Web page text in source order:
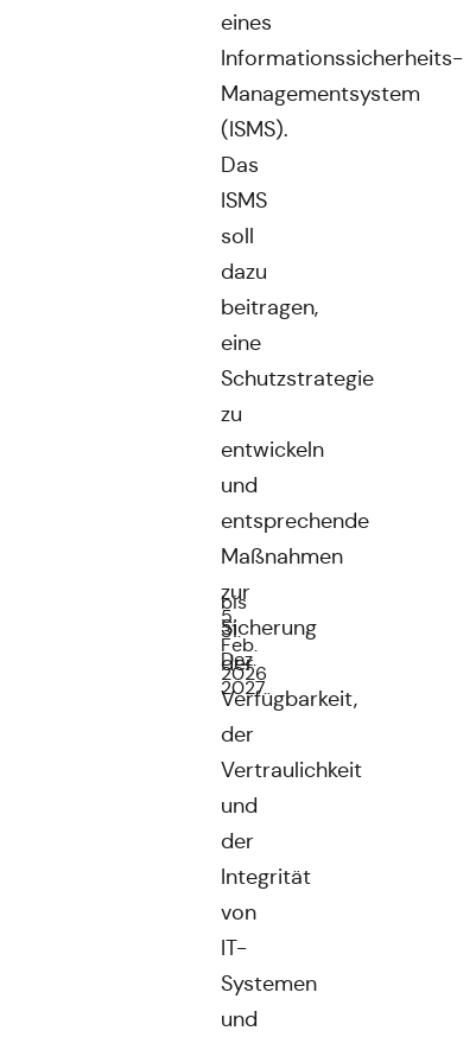
5.
Feb.
2026
bis
31.
Dez.
2027
eines
Informationssicherheits-
Managementsystem
(ISMS).
Das
ISMS
soll
dazu
beitragen,
eine
Schutzstrategie
zu
entwickeln
und
entsprechende
Maßnahmen
zur
Sicherung
der
Verfügbarkeit,
der
Vertraulichkeit
und
der
Integrität
von
IT-
Systemen
und